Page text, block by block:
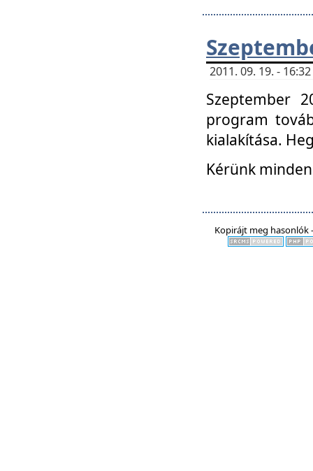
2011. 09. 19. -
Szeptember
program
kialakítása.
Kérünk
Kopirájt meg hasonlók